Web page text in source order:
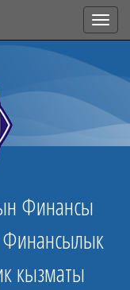
Финансы
Финансылык
кызматы